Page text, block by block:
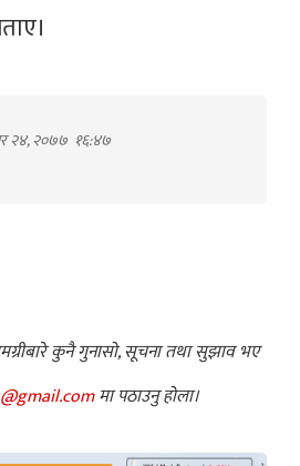
२४, २०७७ १६:४७
कुनै गुनासो, सूचना तथा सुझाव भए
मा पठाउनु होला।